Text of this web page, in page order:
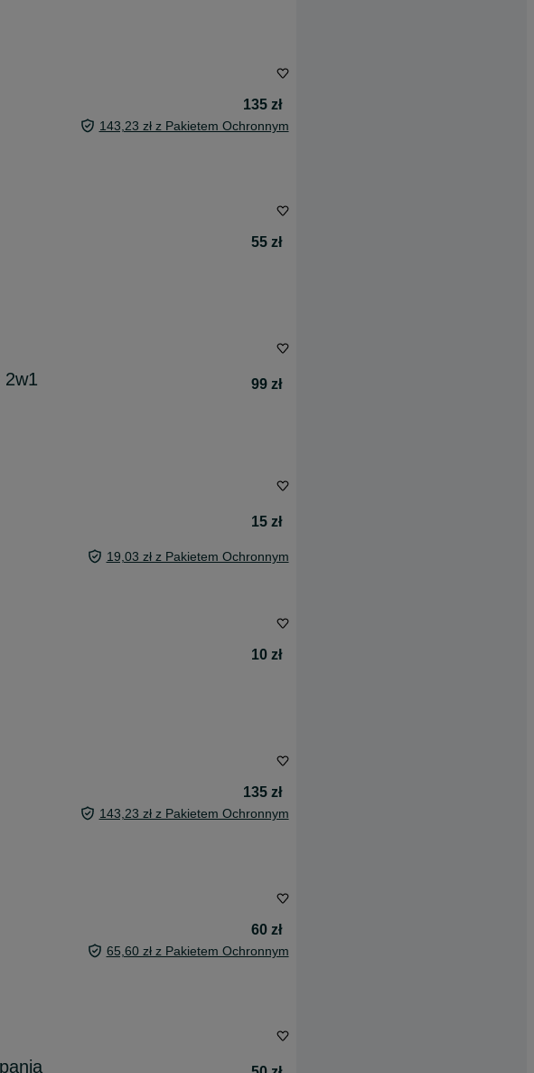
135 zł
143,23 zł z Pakietem Ochronnym
55 zł
2w1
99 zł
15 zł
19,03 zł z Pakietem Ochronnym
10 zł
135 zł
143,23 zł z Pakietem Ochronnym
60 zł
65,60 zł z Pakietem Ochronnym